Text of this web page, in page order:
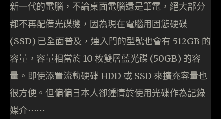
新一代的電腦，不論桌面電腦還是筆電，絕大部分
都不再配備光碟機，因為現在電腦用固態硬碟
(SSD) 已全面普及，連入門的型號也會有 512GB 的
容量，容量相當於 10 枚雙層藍光碟 (50GB) 的容
量。即使添置流動硬碟 HDD 或 SSD 來擴充容量也
很方便。但偏偏日本人卻鍾情於使用光碟作為記錄
媒介⋯⋯